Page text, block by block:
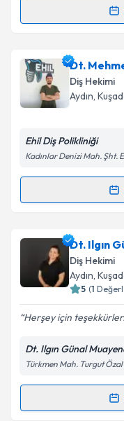
takvim
E-posta
Kişisel
Metni'ni
kapsamda
Dt.
Diş Hekimi
Aydın,
Ehil Diş Polikliniği
Kadınlar Denizi Mah. Şht.
Randevu
Dt. Mehmet
oluşturun. Size
takvim
Kişisel
Metni'ni
kapsamda
Dt. Ilgın
Diş Hekimi
Aydın,
5 (1
Herşey için
Dt. Ilgın Günal
Türkmen Mah. Turgut
Randevu